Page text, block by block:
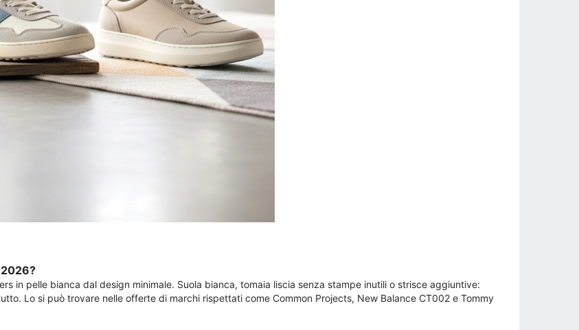
in pelle bianca dal design minimale. Suola bianca, tomaia liscia senza stampe inutili o strisce aggiuntive:
Lo si può trovare nelle offerte di marchi rispettati come Common Projects, New Balance CT002 e Tommy